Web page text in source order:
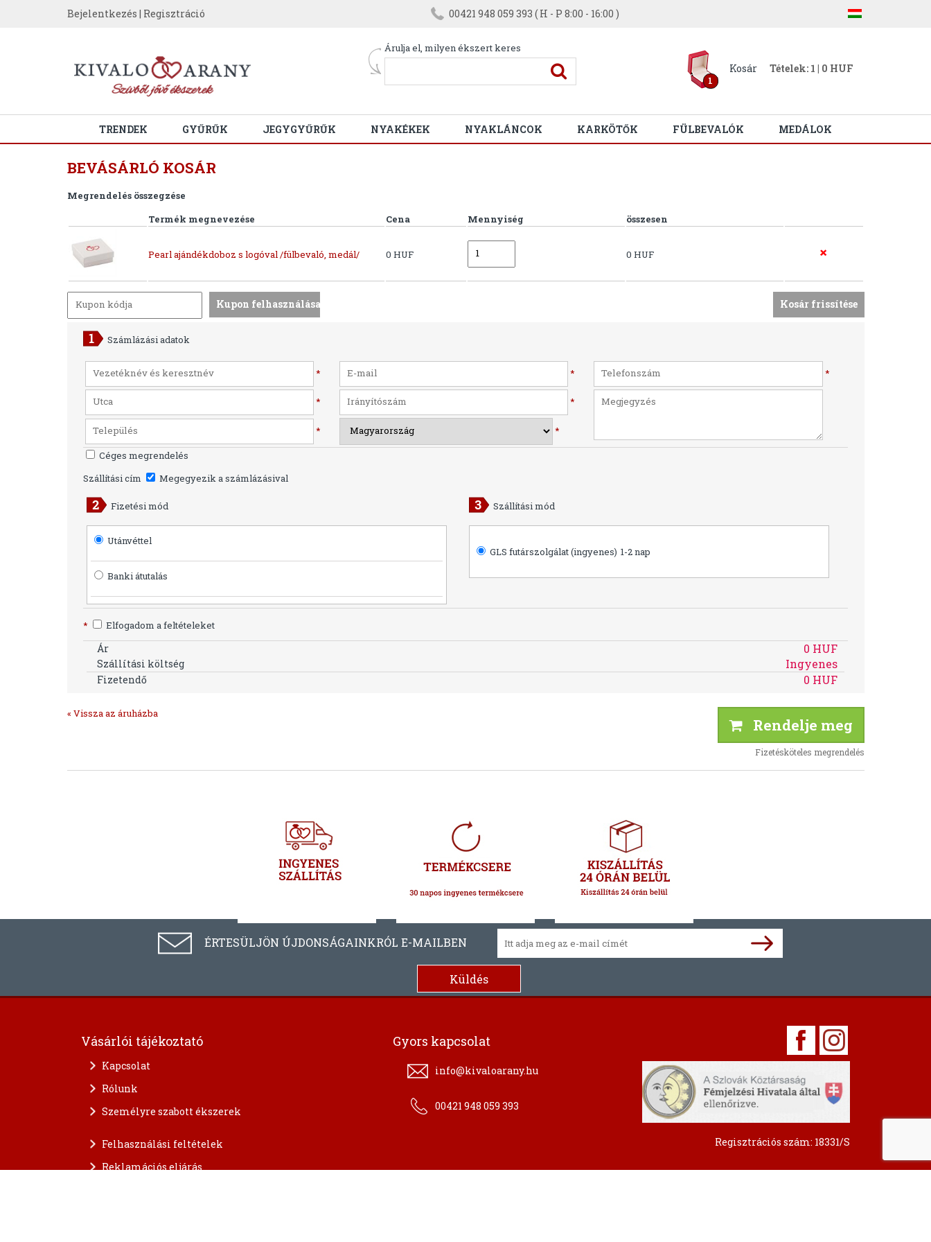
Bejelentkezés | Regisztráció 00421 948 059 393 ( H - P 8:00 - 16:00 )
Árulja el, milyen ékszert keres
1
Kosár Tételek: 1 | 0 HUF
TRENDEK GYŰRŰK JEGYGYŰRŰK NYAKÉKEK NYAKLÁNCOK KARKÖTŐK FÜLBEVALÓK MEDÁLOK
BEVÁSÁRLÓ KOSÁR
Megrendelés összegzése
Termék megnevezése
Cena Mennyiség összesen
Pearl ajándékdoboz s logóval /fülbevaló, medál/ 0 HUF 0 HUF
Számlázási adatok
* * *
* *
*
*
Céges megrendelés
Szállítási cím
Megegyezik a számlázásival
Fizetési mód
Utánvéttel
Banki átutalás
Szállítási mód
GLS futárszolgálat (ingyenes) 1-2 nap
* Elfogadom a feltételeket
Ár 0 HUF
Szállítási költség Ingyenes
Fizetendő 0 HUF
« Vissza az áruházba
Rendelje meg
Fizetésköteles megrendelés
ÉRTESÜLJÖN ÚJDONSÁGAINKRÓL E-MAILBEN
Vásárlói tájékoztató
Kapcsolat
Rólunk
Személyre szabott ékszerek
Felhasználási feltételek
Reklamációs eljárás
Gyors kapcsolat
info@kivaloarany.hu
00421 948 059 393
Regisztrációs szám: 18331/S